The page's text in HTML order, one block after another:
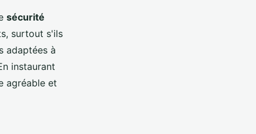
sécurité
surtout s'ils
adaptées à
instaurant
agréable et